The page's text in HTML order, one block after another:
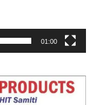
01:00